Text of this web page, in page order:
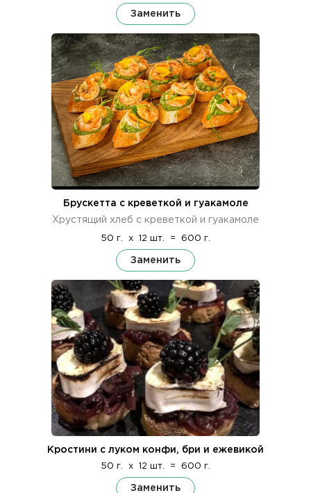
Заменить
Брускетта с креветкой и гуакамоле
Хрустящий хлеб с креветкой и гуакамоле
50 г. x 12 шт. = 600 г.
Заменить
Кростини с луком конфи, бри и ежевикой
50 г. x 12 шт. = 600 г.
Заменить